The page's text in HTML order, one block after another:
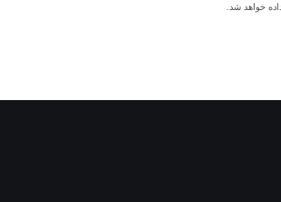
خواهد شد.